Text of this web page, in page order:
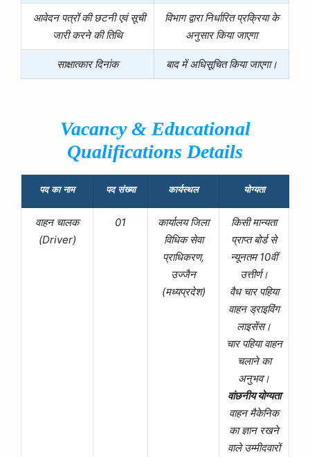
आवेदन पत्रों की छटनी एवं सूची
जारी करने की तिथि
विभाग द्वारा निर्धारित प्रक्रिया के
अनुसार किया जाएगा
साक्षात्कार दिनांक बाद में अधिसूचित किया जाएगा।
Vacancy & Educational
Qualifications Details
पद का नाम पद संख्या कार्यस्थल योग्यता
वाहन चालक
(Driver)
01
कार्यालय जिला
विधिक सेवा
प्राधिकरण,
उज्जैन
(मध्यप्रदेश)
किसी मान्यता
प्राप्त बोर्ड से
न्यूनतम 10वीं
उत्तीर्ण।
वैध चार पहिया
वाहन ड्राइविंग
लाइसेंस।
चार पहिया वाहन
चलाने का
अनुभव।
वांछनीय योग्यता
वाहन मैकेनिक
का ज्ञान रखने
वाले उम्मीदवारों